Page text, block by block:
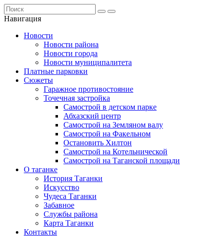
Навигация
Новости
Новости района
Новости города
Новости муниципалитета
Платные парковки
Сюжеты
Гаражное противостояние
Точечная застройка
Самострой в детском парке
Абхазский центр
Самострой на Земляном валу
Самострой на Факельном
Остановить Хилтон
Самострой на Котельнической
Самострой на Таганской площади
О таганке
История Таганки
Искусство
Чудеса Таганки
Забавное
Службы района
Карта Таганки
Контакты